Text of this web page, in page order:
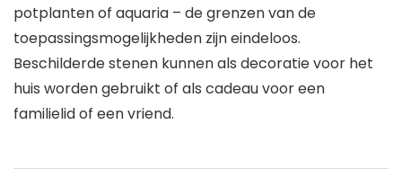
potplanten of aquaria – de grenzen van de
toepassingsmogelijkheden zijn eindeloos.
Beschilderde stenen kunnen als decoratie voor het
huis worden gebruikt of als cadeau voor een
familielid of een vriend.